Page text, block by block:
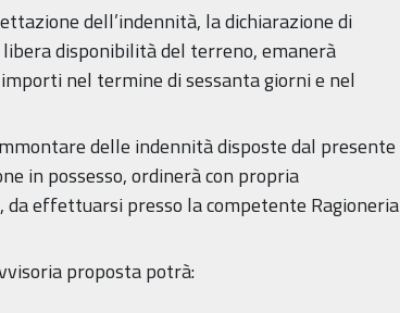
dell’indennità, la dichiarazione di
disponibilità del terreno, emanerà
nel termine di sessanta giorni e nel
delle indennità disposte dal presente
in possesso, ordinerà con propria
da effettuarsi presso la competente Ragioneria
proposta potrà: